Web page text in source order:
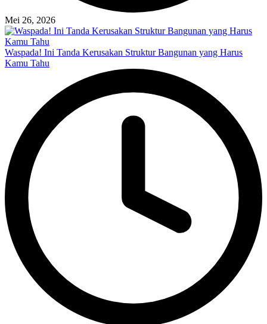
Mei 26, 2026
Waspada! Ini Tanda Kerusakan Struktur Bangunan yang Harus
Kamu Tahu